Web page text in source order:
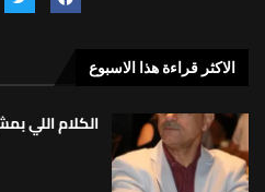
الاكثر قراءة هذا الاسبوع
الكلام اللي